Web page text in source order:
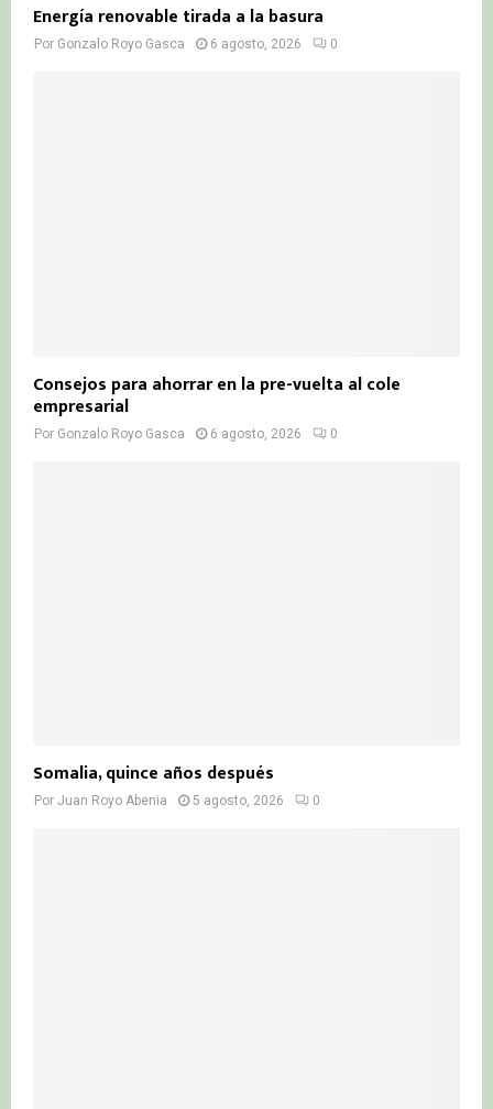
Energía renovable tirada a la basura
Por Gonzalo Royo Gasca 6 agosto, 2026 0
Consejos para ahorrar en la pre-vuelta al cole
empresarial
Por Gonzalo Royo Gasca 6 agosto, 2026 0
Somalia, quince años después
Por Juan Royo Abenia 5 agosto, 2026 0